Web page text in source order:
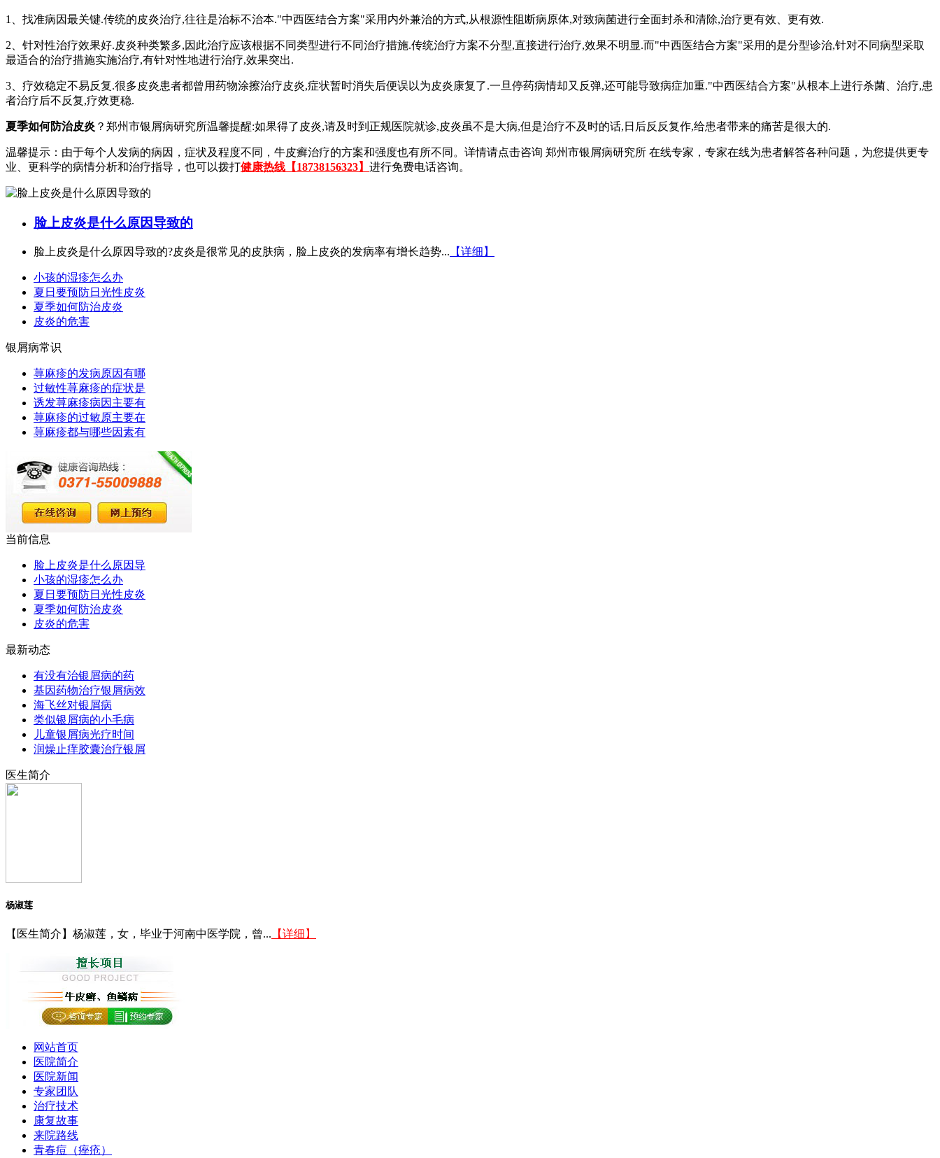
1、找准病因最关键.传统的皮炎治疗,往往是治标不治本."中西医结合方案"采用内外兼治的方式,从根源性阻断病原体,对致病菌进行全面封杀和清除,治疗更有效、更有效.
2、针对性治疗效果好.皮炎种类繁多,因此治疗应该根据不同类型进行不同治疗措施.传统治疗方案不分型,直接进行治疗,效果不明显.而"中西医结合方案"采用的是分型诊治,针对不同病型采取
最适合的治疗措施实施治疗,有针对性地进行治疗,效果突出.
3、疗效稳定不易反复.很多皮炎患者都曾用药物涂擦治疗皮炎,症状暂时消失后便误以为皮炎康复了.一旦停药病情却又反弹,还可能导致病症加重."中西医结合方案"从根本上进行杀菌、治疗,患
者治疗后不反复,疗效更稳.
夏季如何防治皮炎 ？郑州市银屑病研究所温馨提醒:如果得了皮炎,请及时到正规医院就诊,皮炎虽不是大病,但是治疗不及时的话,日后反反复作,给患者带来的痛苦是很大的.
温馨提示：由于每个人发病的病因，症状及程度不同，牛皮癣治疗的方案和强度也有所不同。详情请点击咨询 郑州市银屑病研究所 在线专家 ，专家在线为患者解答各种问题，为您提供更专
业、更科学的病情分析和治疗指导，也可以拨打健康热线【18738156323】 进行免费电话咨询。
脸上皮炎是什么原因导致的
脸上皮炎是什么原因导致的?皮炎是很常见的皮肤病，脸上皮炎的发病率有增长趋势... 【详细】
小孩的湿疹怎么办
夏日要预防日光性皮炎
夏季如何防治皮炎
皮炎的危害
银屑病常识
荨麻疹的发病原因有哪
过敏性荨麻疹的症状是
诱发荨麻疹病因主要有
荨麻疹的过敏原主要在
荨麻疹都与哪些因素有
当前信息
脸上皮炎是什么原因导
小孩的湿疹怎么办
夏日要预防日光性皮炎
夏季如何防治皮炎
皮炎的危害
最新动态
有没有治银屑病的药
基因药物治疗银屑病效
海飞丝对银屑病
类似银屑病的小毛病
儿童银屑病光疗时间
润燥止痒胶囊治疗银屑
医生简介
杨淑莲
【医生简介】杨淑莲，女，毕业于河南中医学院，曾... 【详细】
网站首页
医院简介
医院新闻
专家团队
治疗技术
康复故事
来院路线
青春痘（痤疮）